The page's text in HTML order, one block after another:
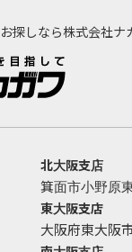
しなら株式会社ナ
北大阪支店
箕面市小野
東大阪支店
大阪府東大